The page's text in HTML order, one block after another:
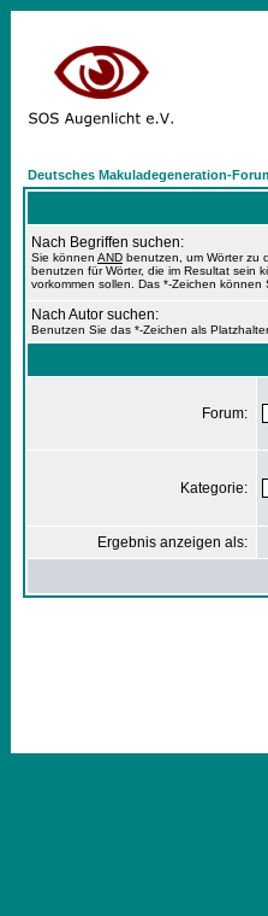
Deutsches Makuladegeneration-
Nach Begriffen suchen:
Sie können AND benutzen, um Wörter zu
benutzen für Wörter, die im Resultat sein
vorkommen sollen. Das *-Zeichen können
Nach Autor suchen:
Benutzen Sie das *-Zeichen als Platzhalter
Forum:
Kategorie:
Ergebnis anzeigen als: